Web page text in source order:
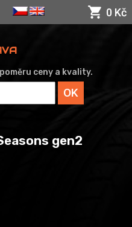
0 Kč
ceny a kvality.
gen2